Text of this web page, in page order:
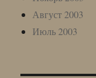
Август 2003
Июль 2003